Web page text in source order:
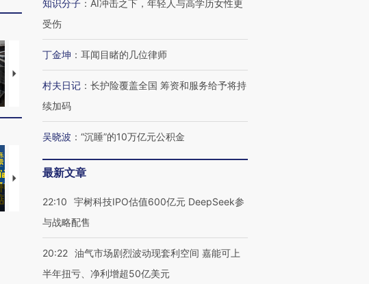
视线｜HYROX的吸金
术：是什么让中产们甘
心“花钱找虐”？
粒摇头丸 尿检体内含3种
度Z世代 用街头抗争将教
【推广】走进第四届链博
有意思的生活方式·第三对
住三大增长引擎是什么？
知识分子 ： AI冲击之下，年轻人与高学历女性更
受伤
丁金坤 ： 耳闻目睹的几位律师
村夫日记 ： 长护险覆盖全国 筹资和服务给予将持
续加码
吴晓波 ： “沉睡”的10万亿元公积金
最新文章
22:10
宇树科技IPO估值600亿元 DeepSeek参
与战略配售
20:22 油气市场剧烈波动现套利空间 嘉能可上
半年扭亏、净利增超50亿美元